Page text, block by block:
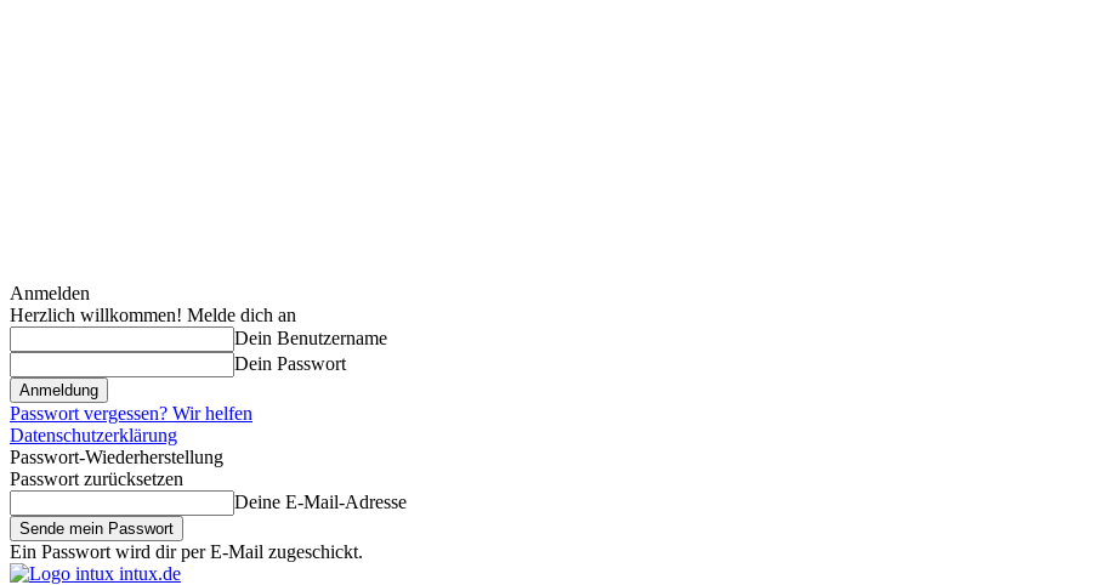
Anmelden
Herzlich willkommen! Melde dich an
Dein Benutzername
Dein Passwort
Passwort vergessen? Wir helfen
Datenschutzerklärung
Passwort-Wiederherstellung
Passwort zurücksetzen
Deine E-Mail-Adresse
Ein Passwort wird dir per E-Mail zugeschickt.
intux.de